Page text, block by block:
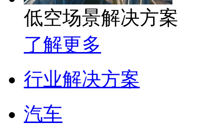
低空场景解决方案
了解更多
行业解决方案
汽车